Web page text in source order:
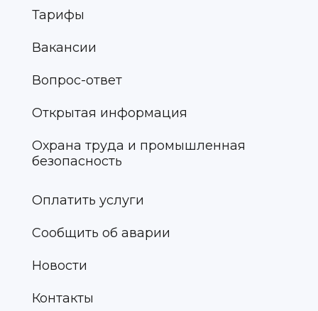
Тарифы
Вакансии
Вопрос-ответ
Открытая информация
Охрана труда и промышленная
безопасность
Оплатить услуги
Сообщить об аварии
Новости
Контакты